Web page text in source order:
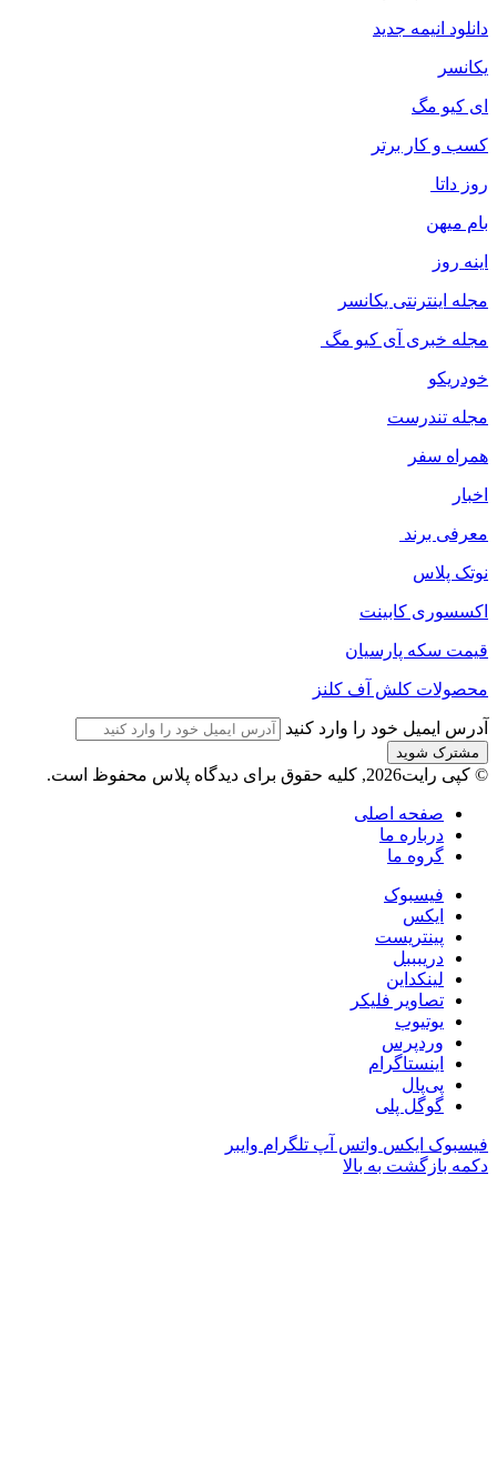
دانلود انیمه جدید
یکانسر
ای کیو مگ
کسب و کار برتر
روز داتا
بام میهن
اینه روز
مجله اینترنتی یکانسر
مجله خبری آی کیو مگ
خودریکو
مجله‌ تندرست
همراه سفر
اخبار
معرفی برند
نوتک پلاس
اکسسوری کابینت
قیمت سکه پارسیان
محصولات کلش آف کلنز
آدرس ایمیل خود را وارد کنید
© کپی رایت2026, کلیه حقوق برای دیدگاه پلاس محفوظ است.
صفحه اصلی
درباره ما
گروه ما
فیسبوک
ایکس
پینتریست
دریبببل
لینکداین
تصاویر فلیکر
یوتیوب
وردپرس
اینستاگرام
پی‌پال
گوگل پلی
فیسبوک ایکس واتس آپ تلگرام وایبر
دکمه بازگشت به بالا